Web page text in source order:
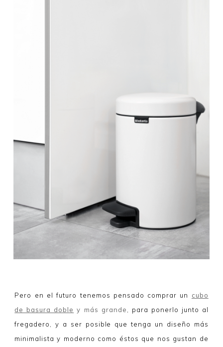
Pero en el futuro tenemos pensado comprar un cubo
de basura doble y más grande, para ponerlo junto al
fregadero, y a ser posible que tenga un diseño más
minimalista y moderno como éstos que nos gustan de